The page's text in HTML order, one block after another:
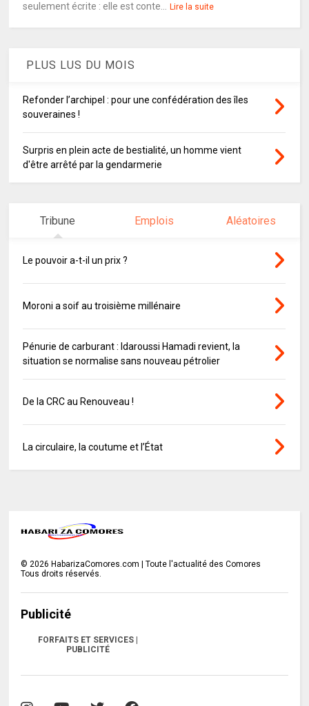
seulement écrite : elle est conte...
Lire la suite
PLUS LUS DU MOIS
Refonder l’archipel : pour une confédération des îles
souveraines !
Surpris en plein acte de bestialité, un homme vient
d'être arrêté par la gendarmerie
Tribune Emplois Aléatoires
Le pouvoir a-t-il un prix ?
Moroni a soif au troisième millénaire
Pénurie de carburant : Idaroussi Hamadi revient, la
situation se normalise sans nouveau pétrolier
De la CRC au Renouveau !
La circulaire, la coutume et l’État
©2026 HabarizaComores.com | Toute l'actualité des Comores
Tous droits réservés.
Publicité
FORFAITS ET SERVICES |
PUBLICITÉ